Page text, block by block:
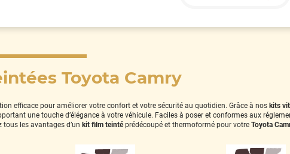
Toyota Camry
efficace pour améliorer votre confort et votre sécurité au quotidien. Grâce à nos kits
une touche d’élégance à votre véhicule. Faciles à poser et conformes aux
les avantages d’un kit film teintéprédécoupé et thermoformé pour votre Toyota